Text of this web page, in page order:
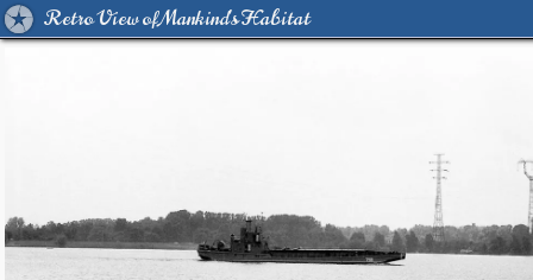
Retro View of Mankind's Habitat